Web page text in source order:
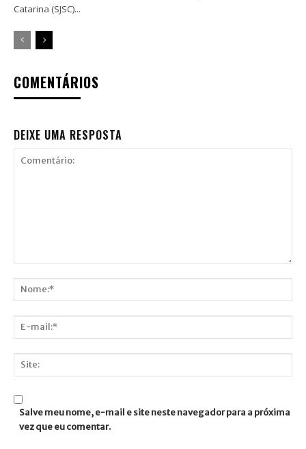
Catarina (SJSC)...
COMENTÁRIOS
DEIXE UMA RESPOSTA
mail:*
Salve meu nome, e-mail e site neste navegador para a próxima
vez que eu comentar.